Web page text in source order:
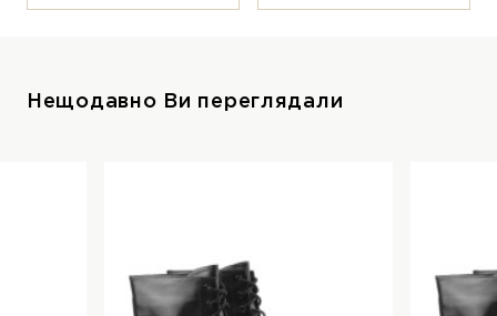
Нещодавно Ви переглядали